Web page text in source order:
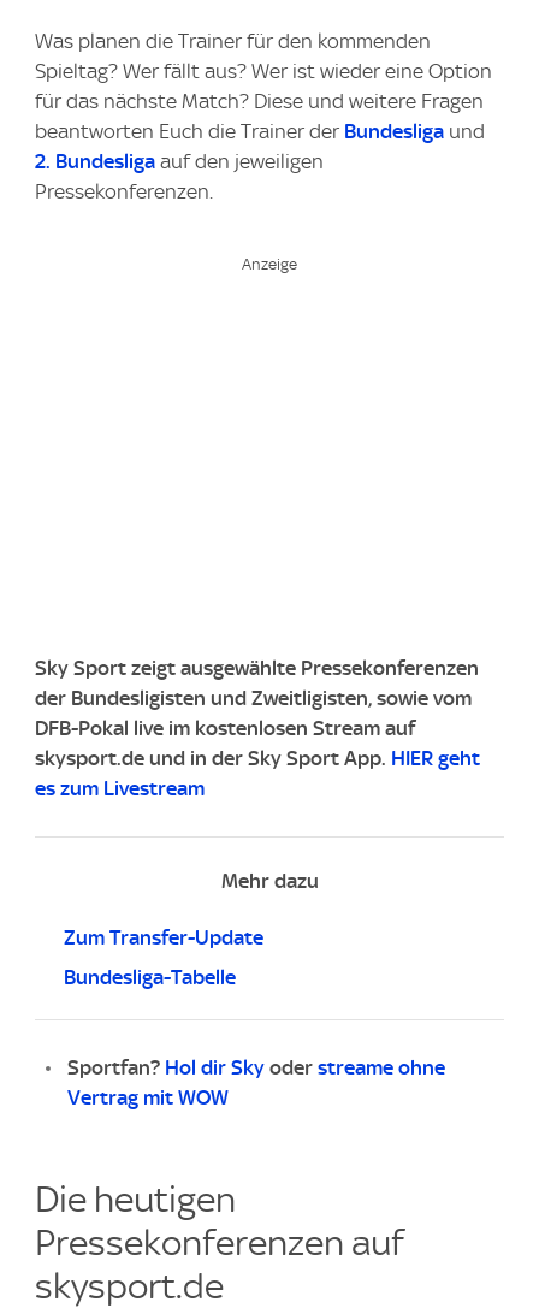
Was planen die Trainer für den kommenden
Spieltag? Wer fällt aus? Wer ist wieder eine Option
für das nächste Match? Diese und weitere Fragen
beantworten Euch die Trainer der Bundesliga und
2. Bundesliga auf den jeweiligen
Pressekonferenzen.
Sky Sport zeigt ausgewählte Pressekonferenzen
der Bundesligisten und Zweitligisten, sowie vom
DFB-Pokal live im kostenlosen Stream auf
skysport.de und in der Sky Sport App. HIER geht
es zum Livestream
Mehr dazu
Zum Transfer-Update
Bundesliga-Tabelle
Sportfan? Hol dir Sky oder streame ohne
Vertrag mit WOW
Die heutigen
Pressekonferenzen auf
skysport.de